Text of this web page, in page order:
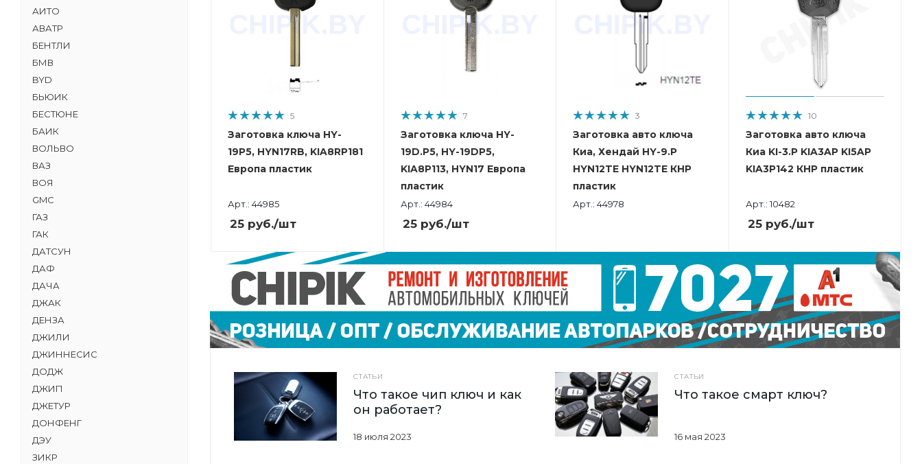
5
Заготовка ключа HY-
19P5, HYN17RB, KIA8RP181
Европа пластик
Арт.: 44985
25 руб./шт
7
Заготовка ключа HY-
19D.P5, HY-19DP5,
KIA8P113, HYN17 Европа
пластик
Арт.: 44984
25руб./шт
3
Заготовка авто ключа
Киа, Хендай HY-9.P
HYN12TE HYN12TE КНР
пластик
Арт.: 44978
10
Заготовка авто ключа
Киа KI-3.P KIA3AP KI5AP
KIA3P142 КНР пластик
Арт.: 10482
25руб./шт
СТАТЬИ
18 июля 2023
Что такое чип ключ и как
он работает?
СТАТЬИ
16 мая 2023
Что такое смарт ключ?
АИТО
АВАТР
БЕНТЛИ
БМВ
BYD
БЬЮИК
БЕСТЮНЕ
БАИК
ВОЛЬВО
ВАЗ
ВОЯ
GMC
ГАЗ
ГАК
ДАТСУН
ДАФ
ДАЧА
ДЖАК
ДЕНЗА
ДЖИЛИ
ДЖИННЕСИС
ДОДЖ
ДЖИП
ДЖЕТУР
ДОНФЕНГ
ДЭУ
ЗИКР